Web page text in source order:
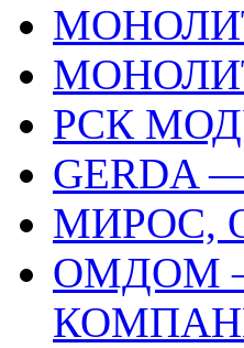
РСК
GERDA
МИРОС,
ОМДОМ